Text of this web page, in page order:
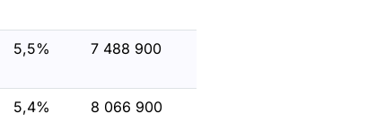
5,5% 7 488 900
5,4% 8 066 900